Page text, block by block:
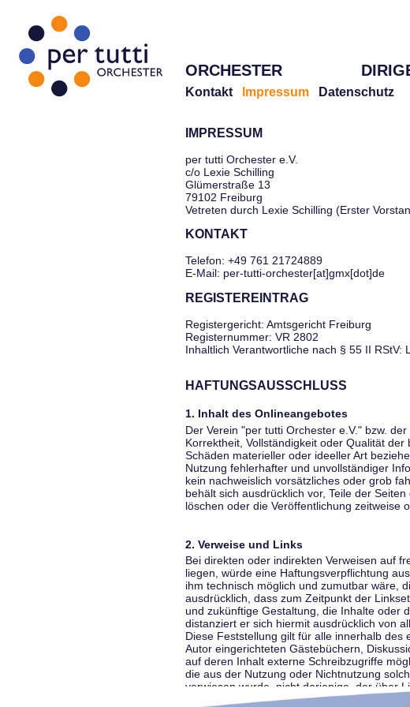
ORCHESTER
Kontakt Impressum Datenschutz
IMPRESSUM
per tutti Orchester e.V.
c/o Lexie Schilling
Glümerstraße 13
79102 Freiburg
Vetreten durch Lexie Schilling (Erster
KONTAKT
Telefon: +49 761 21724889
E-Mail: per-tutti-orchester[at]gmx[dot]de
REGISTEREINTRAG
Registergericht: Amtsgericht Freiburg
Registernummer: VR 2802
Inhaltlich Verantwortliche nach § 55 II
HAFTUNGSAUSSCHLUSS
1. Inhalt des Onlineangebotes
Der Verein "per tutti Orchester e.V." bzw.
Korrektheit, Vollständigkeit oder Qualität
Schäden materieller oder ideeller Art
Nutzung fehlerhafter und unvollständiger
kein nachweislich vorsätzliches oder grob
behält sich ausdrücklich vor, Teile der
löschen oder die Veröffentlichung zeitweise
2. Verweise und Links
Bei direkten oder indirekten Verweisen auf
liegen, würde eine Haftungsverpflichtung
ihm technisch möglich und zumutbar wäre,
ausdrücklich, dass zum Zeitpunkt der
und zukünftige Gestaltung, die Inhalte oder
distanziert er sich hiermit ausdrücklich von
Diese Feststellung gilt für alle innerhalb
Autor eingerichteten Gästebüchern,
auf deren Inhalt externe Schreibzugriffe
die aus der Nutzung oder Nichtnutzung
verwiesen wurde, nicht derjenige, der über